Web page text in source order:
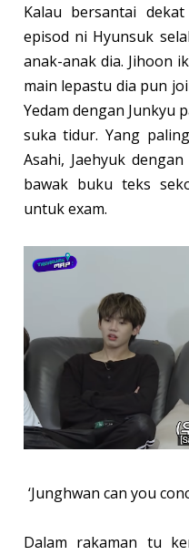
Kalau bersantai
episod ni Hyunsuk
anak-anak dia. Jihoon
main lepastu dia pun
Yedam dengan Junkyu
suka tidur. Yang
Asahi, Jaehyuk
bawak buku teks
untuk exam.
‘Junghwan can you
Dalam rakaman tu